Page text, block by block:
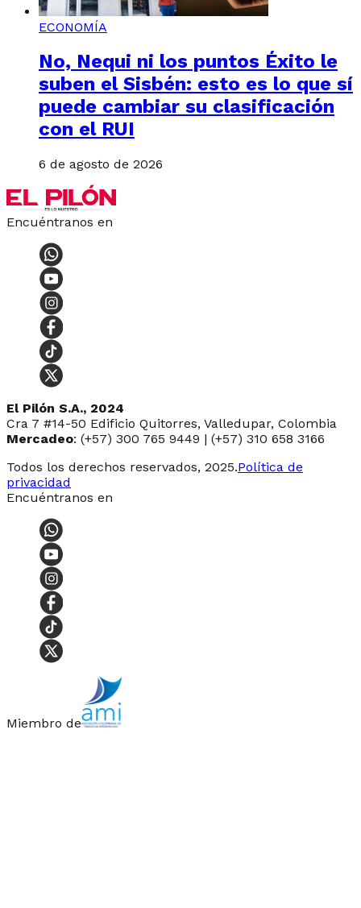
ECONOMÍA
No, Nequi ni los puntos Éxito le
suben el Sisbén: esto es lo que sí
puede cambiar su clasificación
con el RUI
6 de agosto de 2026
Encuéntranos en
El Pilón S.A., 2024
Cra 7 #14-50 Edificio Quitorres, Valledupar, Colombia
Mercadeo: (+57) 300 765 9449 | (+57) 310 658 3166
Todos los derechos reservados, 2025.Política de
privacidad
Encuéntranos en
Miembro de